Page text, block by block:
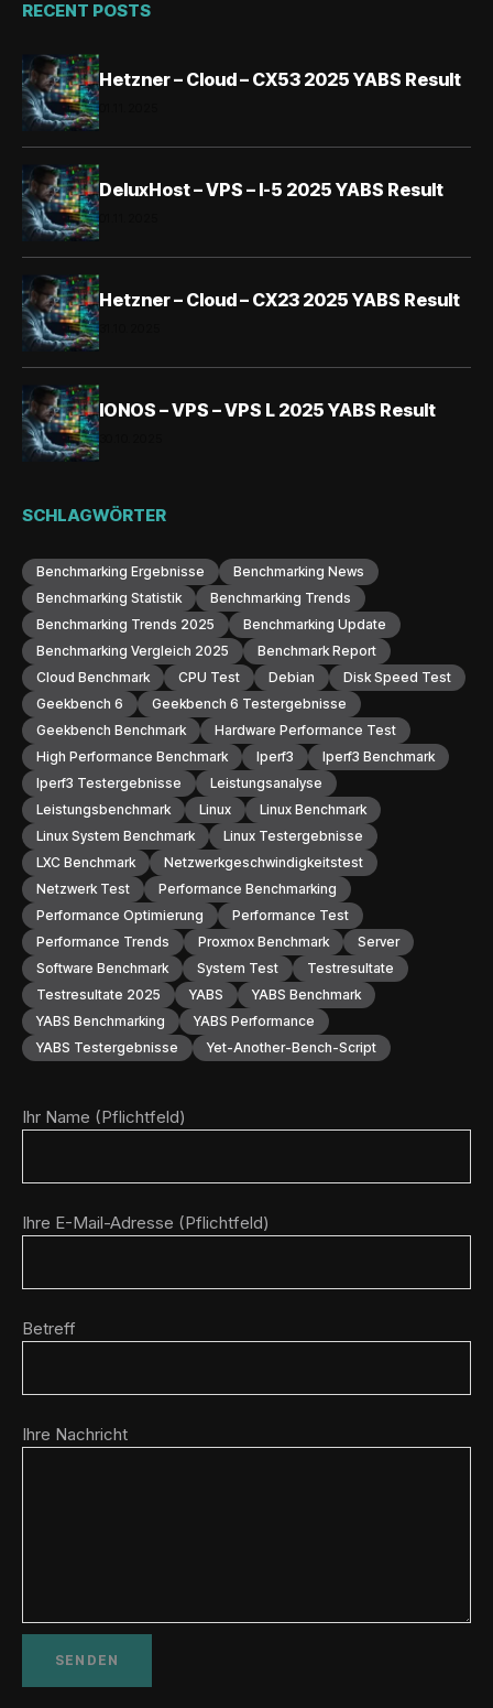
RECENT POSTS
Hetzner – Cloud – CX53 2025 YABS Result
DeluxHost – VPS – I-5 2025 YABS Result
Hetzner – Cloud – CX23 2025 YABS Result
IONOS – VPS – VPS L 2025 YABS Result
SCHLAGWÖRTER
Benchmarking Ergebnisse
Benchmarking News
Benchmarking Statistik
Benchmarking Trends
Benchmarking Trends 2025
Benchmarking Update
Benchmarking Vergleich 2025
Benchmark Report
Cloud Benchmark
CPU Test Debian
Disk Speed Test
Geekbench 6
Geekbench 6 Testergebnisse
Geekbench Benchmark
Hardware Performance Test
High Performance Benchmark
Iperf3
Iperf3 Benchmark
Iperf3 Testergebnisse
Leistungsanalyse
Leistungsbenchmark
Linux
Linux Benchmark
Linux System Benchmark
Linux Testergebnisse
LXC Benchmark
Netzwerkgeschwindigkeitstest
Netzwerk Test
Performance Benchmarking
Performance Optimierung
Performance Test
Performance Trends
Proxmox Benchmark
Server
Software Benchmark
System Test
Testresultate
Testresultate 2025
YABS
YABS Benchmark
YABS Benchmarking
YABS Performance
YABS Testergebnisse
Yet-Another-Bench-Script
Ihr Name (Pflichtfeld)
Ihre E-Mail-Adresse (Pflichtfeld)
Betreff
Ihre Nachricht